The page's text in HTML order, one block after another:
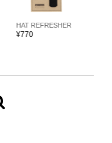
HAT REFRESHER
¥770